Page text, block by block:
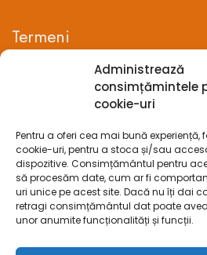
Administrează
consimțămintele
cookie-uri
Pentru a oferi cea mai bună
cookie-uri, pentru a stoca și/sau
dispozitive. Consimțământul pentru
să procesăm date, cum ar fi
uri unice pe acest site. Dacă nu îți dai
retragi consimțământul dat poate
unor anumite funcționalități și funcții.
Termeni
Termeni si conditii
Confidentialitate
Politica cookie-uri (UE)
Prelucrarea datelor cu
Legal